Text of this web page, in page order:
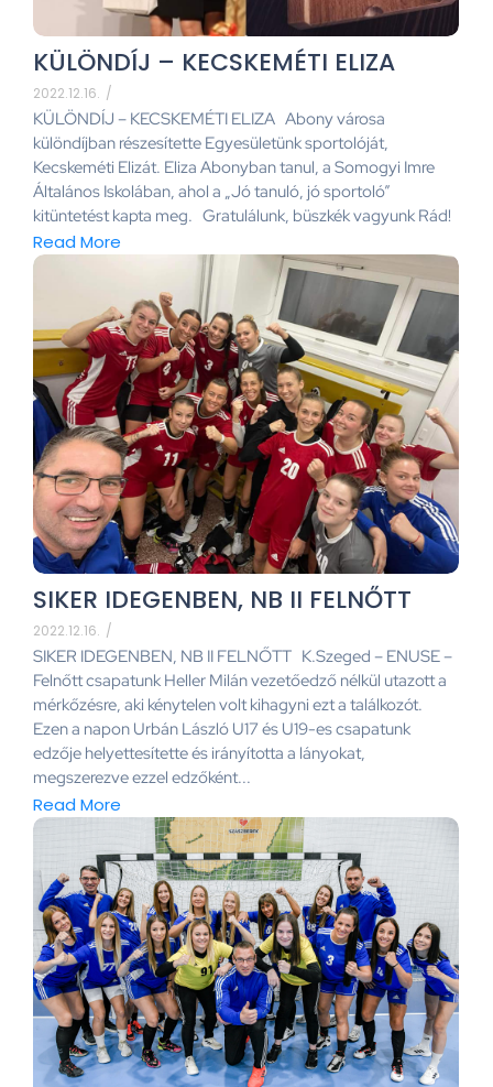
KÜLÖNDÍJ – KECSKEMÉTI ELIZA
2022.12.16. /
KÜLÖNDÍJ – KECSKEMÉTI ELIZA Abony városa
különdíjban részesítette Egyesületünk sportolóját,
Kecskeméti Elizát. Eliza Abonyban tanul, a Somogyi Imre
Általános Iskolában, ahol a „Jó tanuló, jó sportoló”
kitüntetést kapta meg. Gratulálunk, büszkék vagyunk Rád!
Read More
SIKER IDEGENBEN, NB II FELNŐTT
2022.12.16. /
SIKER IDEGENBEN, NB II FELNŐTT K.Szeged – ENUSE –
Felnőtt csapatunk Heller Milán vezetőedző nélkül utazott a
mérkőzésre, aki kénytelen volt kihagyni ezt a találkozót.
Ezen a napon Urbán László U17 és U19-es csapatunk
edzője helyettesítette és irányította a lányokat,
megszerezve ezzel edzőként...
Read More